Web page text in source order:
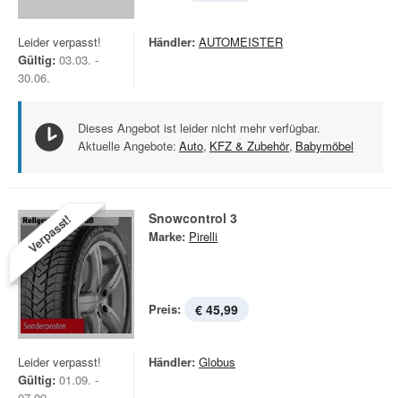
Leider verpasst!
Gültig: 03.03. -
30.06.
Händler: AUTOMEISTER
Dieses Angebot ist leider nicht mehr verfügbar.
Aktuelle Angebote: Auto, KFZ & Zubehör, Babymöbel
Verpasst! Snowcontrol 3
Marke: Pirelli
Preis: € 45,99
Leider verpasst!
Gültig: 01.09. -
Händler: Globus